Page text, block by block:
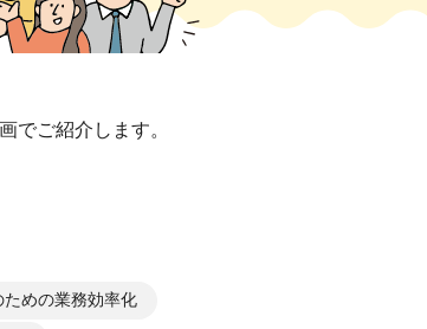
でご紹介します。
めの業務効率化